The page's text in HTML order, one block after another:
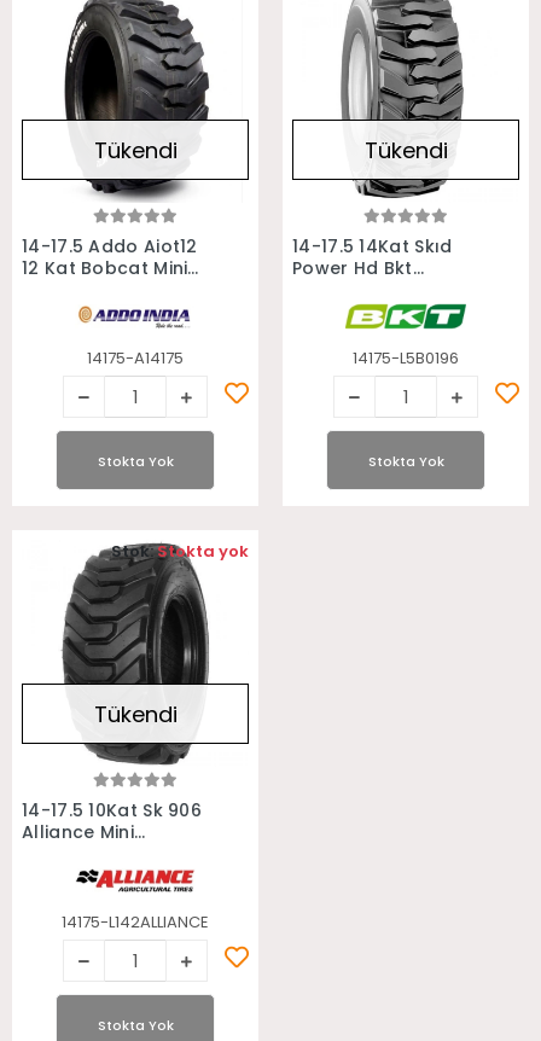
Stokta Yok
Tükendi
14-17.5 Addo Aiot12
12 Kat Bobcat Mini
14175-A14175
Stokta Yok
Stokta Yok
Tükendi
14-17.5 14Kat Skıd
Power Hd Bkt
14175-L5B0196
Stokta Yok
Stokta Yok
Tükendi
14-17.5 10Kat Sk 906
Alliance Mini
Lastiği
14175-L142ALLIANCE
Stok:Stokta yok
Stokta Yok